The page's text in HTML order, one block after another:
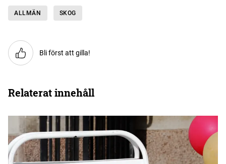
ALLMÄN SKOG
Bli först att gilla!
Relaterat innehåll